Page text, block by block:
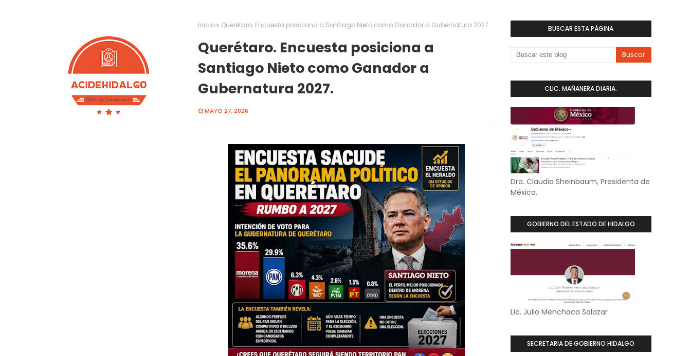
Inicio Querétaro. Encuesta posiciona a Santiago Nieto como Ganador a Gubernatura 2027.
Querétaro. Encuesta posiciona a
Santiago Nieto como Ganador a
Gubernatura 2027.
MAYO 27, 2026
BUSCAR ESTA PÁGINA
CLIC. MAÑANERA DIARIA.
Dra. Claudia Sheinbaum, Presidenta de
México.
GOBIERNO DEL ESTADO DE HIDALGO
Lic. Julio Menchaca Salazar
SECRETARIA DE GOBIERNO HIDALGO